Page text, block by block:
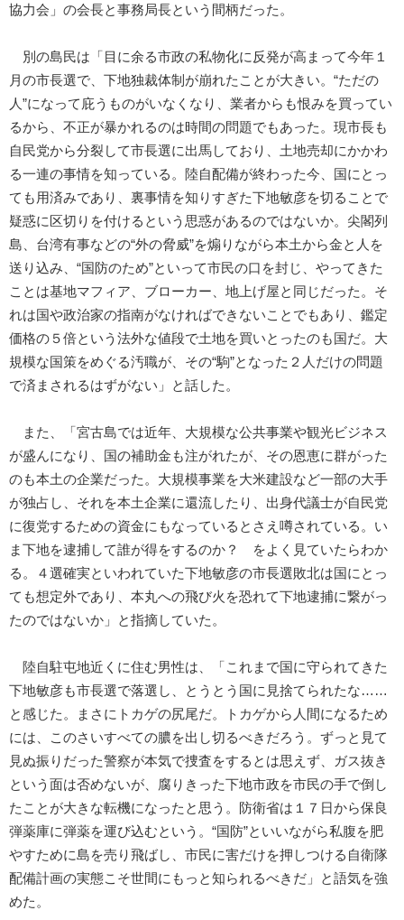
協力会」の会長と事務局長という間柄だった。
別の島民は「目に余る市政の私物化に反発が高まって今年１
月の市長選で、下地独裁体制が崩れたことが大きい。“ただの
人”になって庇うものがいなくなり、業者からも恨みを買ってい
るから、不正が暴かれるのは時間の問題でもあった。現市長も
自民党から分裂して市長選に出馬しており、土地売却にかかわ
る一連の事情を知っている。陸自配備が終わった今、国にとっ
ても用済みであり、裏事情を知りすぎた下地敏彦を切ることで
疑惑に区切りを付けるという思惑があるのではないか。尖閣列
島、台湾有事などの“外の脅威”を煽りながら本土から金と人を
送り込み、“国防のため”といって市民の口を封じ、やってきた
ことは基地マフィア、ブローカー、地上げ屋と同じだった。そ
れは国や政治家の指南がなければできないことでもあり、鑑定
価格の５倍という法外な値段で土地を買いとったのも国だ。大
規模な国策をめぐる汚職が、その“駒”となった２人だけの問題
で済まされるはずがない」と話した。
また、「宮古島では近年、大規模な公共事業や観光ビジネス
が盛んになり、国の補助金も注がれたが、その恩恵に群がった
のも本土の企業だった。大規模事業を大米建設など一部の大手
が独占し、それを本土企業に還流したり、出身代議士が自民党
に復党するための資金にもなっているとさえ噂されている。い
ま下地を逮捕して誰が得をするのか？ をよく見ていたらわか
る。４選確実といわれていた下地敏彦の市長選敗北は国にとっ
ても想定外であり、本丸への飛び火を恐れて下地逮捕に繋がっ
たのではないか」と指摘していた。
陸自駐屯地近くに住む男性は、「これまで国に守られてきた
下地敏彦も市長選で落選し、とうとう国に見捨てられたな……
と感じた。まさにトカゲの尻尾だ。トカゲから人間になるため
には、このさいすべての膿を出し切るべきだろう。ずっと見て
見ぬ振りだった警察が本気で捜査をするとは思えず、ガス抜き
という面は否めないが、腐りきった下地市政を市民の手で倒し
たことが大きな転機になったと思う。防衛省は１７日から保良
弾薬庫に弾薬を運び込むという。“国防”といいながら私腹を肥
やすために島を売り飛ばし、市民に害だけを押しつける自衛隊
配備計画の実態こそ世間にもっと知られるべきだ」と語気を強
めた。